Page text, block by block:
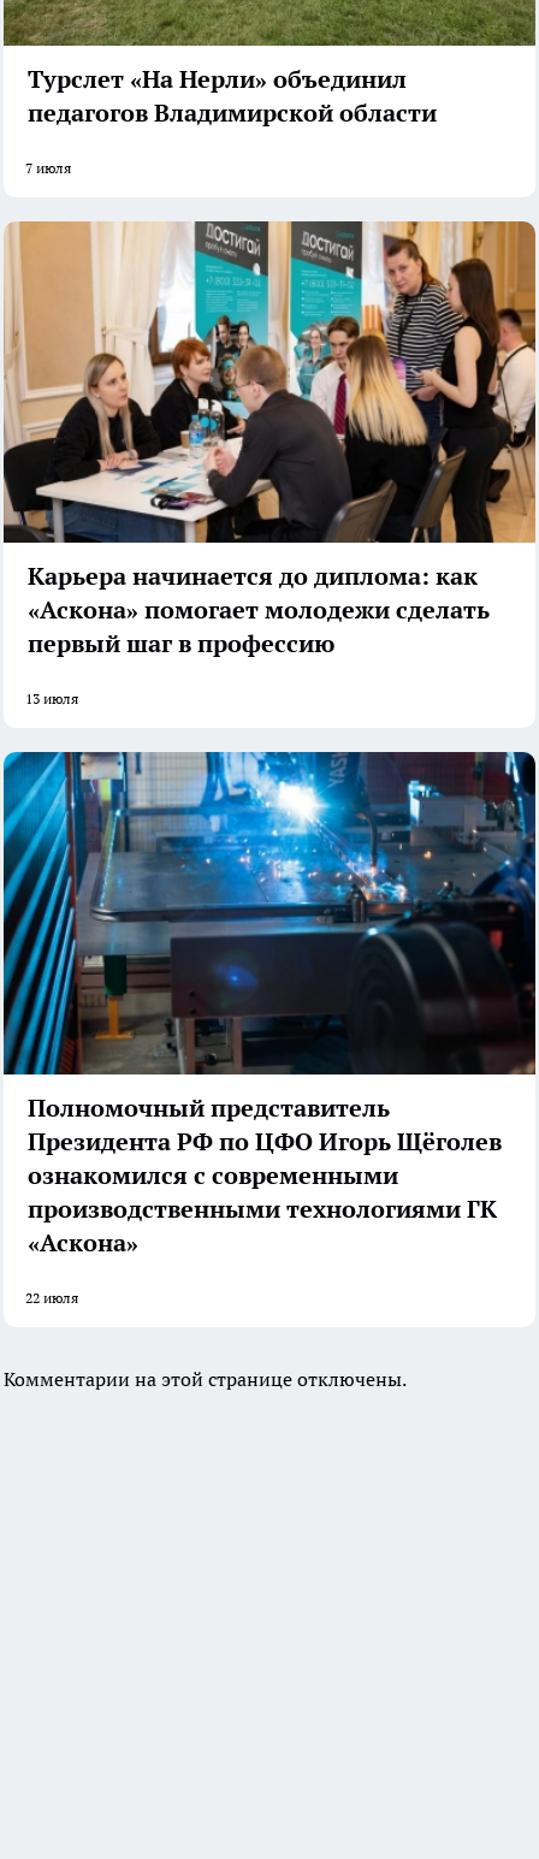
Турслет «На Нерли» объединил
педагогов Владимирской области
7 июля
Карьера начинается до диплома: как
«Аскона» помогает молодежи сделать
первый шаг в профессию
13 июля
Полномочный представитель
Президента РФ по ЦФО Игорь Щёголев
ознакомился с современными
производственными технологиями ГК
«Аскона»
22 июля
Комментарии на этой странице отключены.